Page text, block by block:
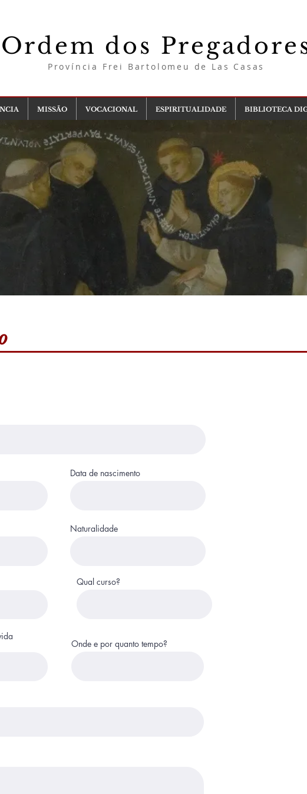
Ordem dos
Província Frei Bartolomeu de Las Casas
MISSÃO VOCACIONAL ESPIRITUALIDADE BIBLIOTECA
Data de nascimento
Naturalidade
Qual curso?
Onde e por quanto tempo?